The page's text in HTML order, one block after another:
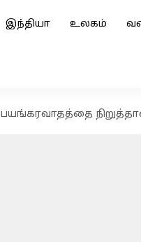
இந்தியா உலகம்
பயங்கரவாதத்தை